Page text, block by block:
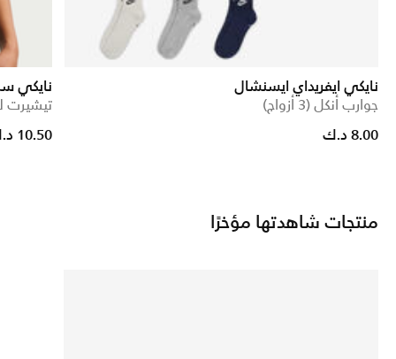
نايكي ايفريداي ايسنشال
جوارب أنكل (3 أزواج)
8.00 د.ك
نايكي
تيشيرت
10.50 د.ك
منتجات شاهدتها مؤخرًا